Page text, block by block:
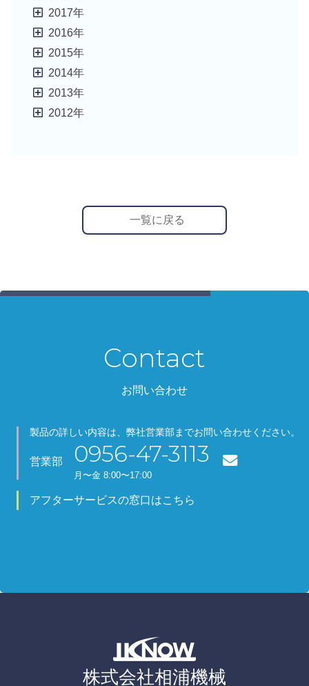
2017年
2016年
2015年
2014年
2013年
2012年
一覧に戻る
Contact
お問い合わせ
製品の詳しい内容は、弊社営業部までお問い合わせください。
営業部 0956-47-3113
月 〜金 8:00〜17:00
アフターサービスの窓口はこちら
株式会社相浦機械